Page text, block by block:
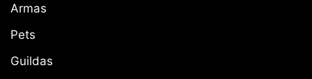
Armas
Pets
Guildas